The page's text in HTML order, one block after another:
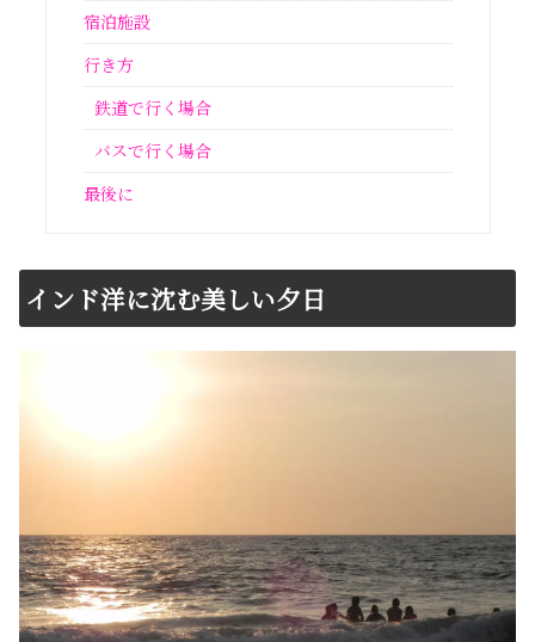
宿泊施設
行き方
鉄道で行く場合
バスで行く場合
最後に
インド洋に沈む美しい夕日